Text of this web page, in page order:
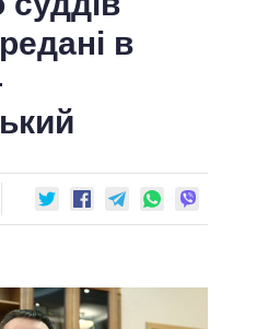
СУСПІЛЬСТВО
СВІТ
ПОЛІТИКІВ
в